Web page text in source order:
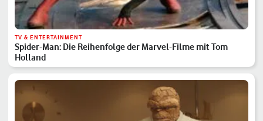
TV & ENTERTAINMENT
Spider-Man: Die Reihenfolge der Marvel-Filme mit Tom
Holland